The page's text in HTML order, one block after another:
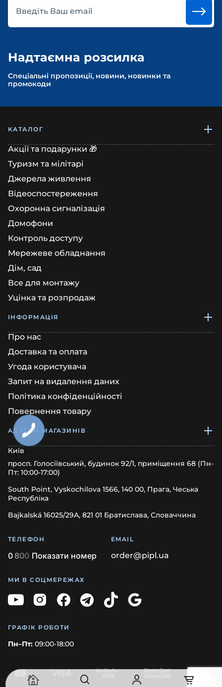
Введіть Ваш email
Надтаємна розсилка
Спеціальні пропозиції, новини, новинки та
промокоди
КАТАЛОГ
Акції та подарунки 🎁
Туризм та мілітарі
Джерела живлення
Відеоспостереження
Охоронна сигналізація
Домофони
Контроль доступу
Мережеве обладнання
Дім, сад
Все для монтажу
Уцінка та розпродаж
ІНФОРМАЦІЯ
Про нас
Доставка та оплата
Угода користувача
Запит на видалення даних
Політика конфіденційності
Повернення товару
АДРЕСИ МАГАЗИНІВ
Київ
просп. Голосіївський, будинок 92/1, приміщення 68 (Пн-
Пт: 10:00-17:00)
South Point, Vyskochilova 1566, 140 00, Прага, Чеська
Республіка
Bajkalská 16025/29A, 821 01 Братислава, Словаччина
ТЕЛЕФОН
0 800 Показати номер
EMAIL
order@pipl.ua
МИ В СОЦМЕРЕЖАХ
ГРАФІК РОБОТИ
Пн–Пт: 09:00-18:00